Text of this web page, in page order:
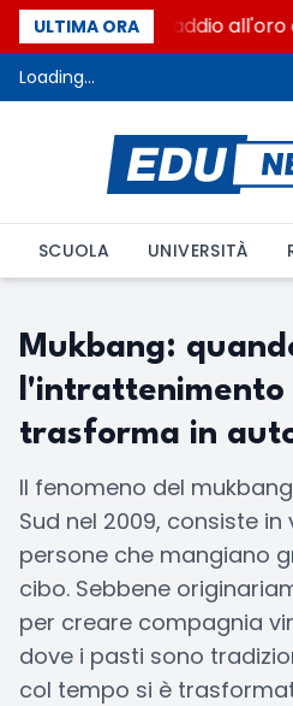
ULTIMA ORA
Livio Berruti, addio
Loading...
SCUOLA UNIVERSITÀ
Mukbang:
l'intrattenimento
trasforma in
Il fenomeno del
Sud nel 2009, consiste
persone che mangiano
cibo. Sebbene
per creare compagnia
dove i pasti sono
col tempo si è